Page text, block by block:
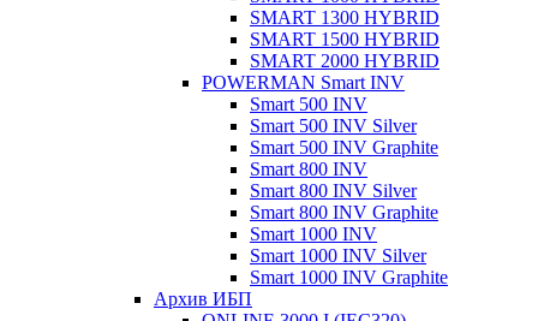
SMART 1300 HYBRID
SMART 1500 HYBRID
SMART 2000 HYBRID
POWERMAN Smart INV
Smart 500 INV
Smart 500 INV Silver
Smart 500 INV Graphite
Smart 800 INV
Smart 800 INV Silver
Smart 800 INV Graphite
Smart 1000 INV
Smart 1000 INV Silver
Smart 1000 INV Graphite
Архив ИБП